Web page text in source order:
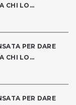
CHI LO...
PER DARE
CHI LO...
PER DARE